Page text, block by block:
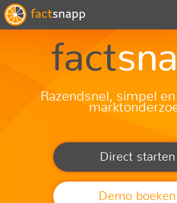
fact
Razendsnel, simpel
Direct starten
Demo boeken